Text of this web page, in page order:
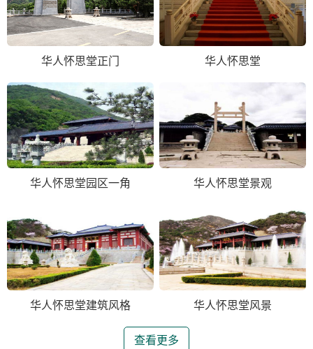
华人怀思堂正门 华人怀思堂
华人怀思堂园区一角 华人怀思堂景观
华人怀思堂建筑风格 华人怀思堂风景
查看更多